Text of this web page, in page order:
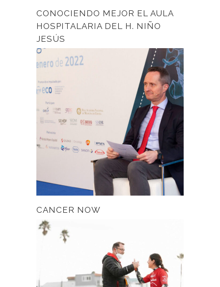
CONOCIENDO MEJOR EL AULA
HOSPITALARIA DEL H. NIÑO
JESÚS
CANCER NOW